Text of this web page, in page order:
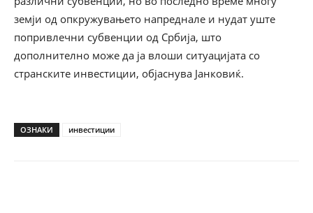
земји од опкружувањето напреднале и нудат уште
попривлечни субвенции од Србија, што
дополнително може да ја влоши ситуацијата со
странските инвестиции, објаснува Јанковиќ.
ОЗНАКИ инвестиции